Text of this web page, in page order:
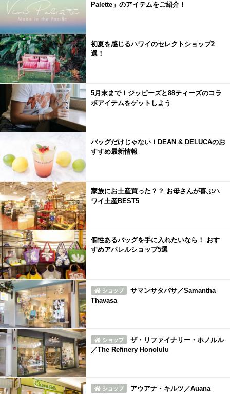
Palette」のアイテムをご紹介！
初夏を感じるハワイのセレクトショップ2
選！
5月末まで！ジッピーズと88ティーズのコラ
ボアイテムをゲットしよう
バッグだけじゃない！DEAN & DELUCAのお
すすめ最新情報
家族にお土産買った？？ お母さんが喜ぶハ
ワイ土産BEST5
個性あるバッグを手に入れたいなら！ おす
すめアパレルショップ5選
サマンサタバサ／Samantha
Thavasa
ザ・リファイナリー・ホノルル
／The Refinery Honolulu
アウアナ・キルツ／Auana